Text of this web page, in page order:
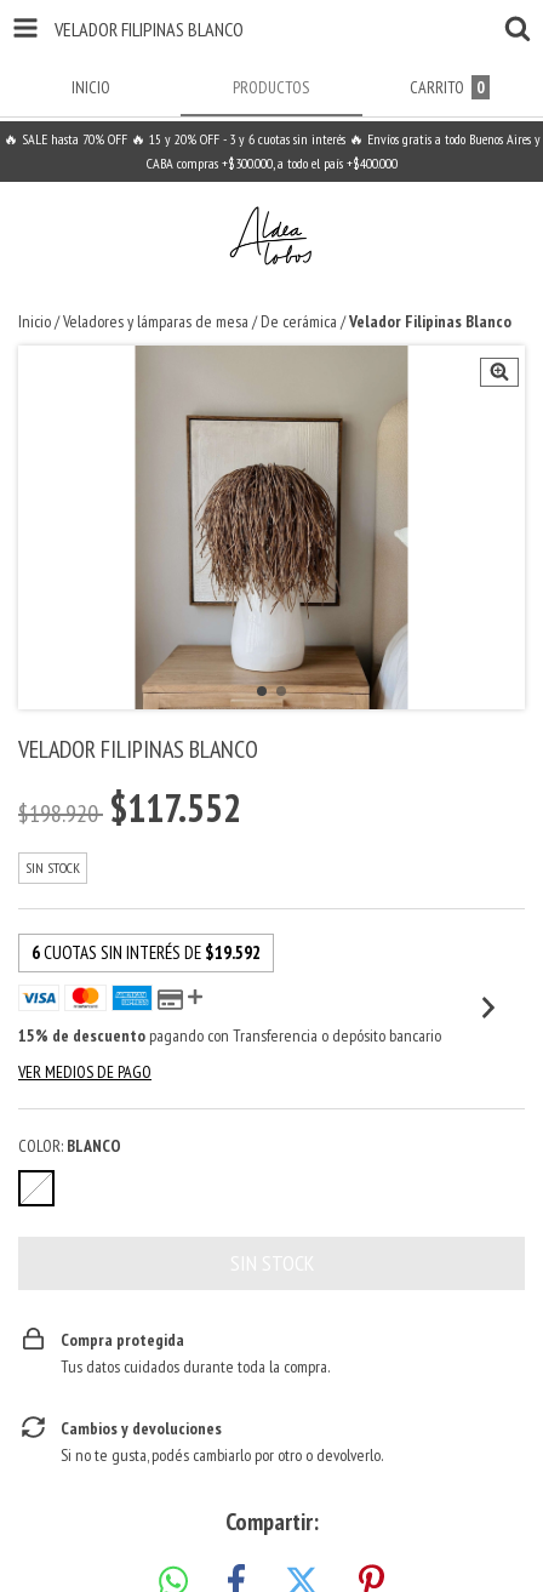
VELADOR FILIPINAS BLANCO
INICIO PRODUCTOS CARRITO 0
🔥 SALE hasta 70% OFF 🔥 15 y 20% OFF - 3 y 6 cuotas sin interés 🔥 Envíos gratis a todo Buenos Aires y
CABA compras +$300.000, a todo el país +$400.000
Inicio/Veladores y lámparas de mesa / De cerámica /Velador Filipinas Blanco
VELADOR FILIPINAS BLANCO
$198.920 $117.552
SIN STOCK
6CUOTAS SIN INTERÉS DE $19.592
15% de descuento pagando con Transferencia o depósito bancario
VER MEDIOS DE PAGO
COLOR: BLANCO
Compra protegida
Tus datos cuidados durante toda la compra.
Cambios y devoluciones
Si no te gusta, podés cambiarlo por otro o devolverlo.
Compartir: